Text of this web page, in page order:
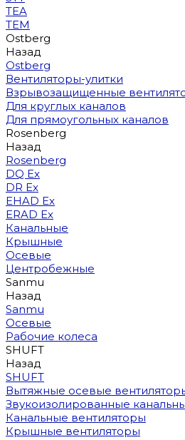
TEA
TEM
Ostberg
Назад
Ostberg
Вентиляторы-улитки
Взрывозащищенные
Для круглых каналов
Для прямоугольных каналов
Rosenberg
Назад
Rosenberg
DQ Ex
DR Ex
EHAD Ex
ERAD Ex
Канальные
Крышные
Осевые
Центробежные
Sanmu
Назад
Sanmu
Осевые
Рабочие колеса
SHUFT
Назад
SHUFT
Вытяжные осевые
Звукоизолированные
Канальные вентиляторы
Крышные вентиляторы